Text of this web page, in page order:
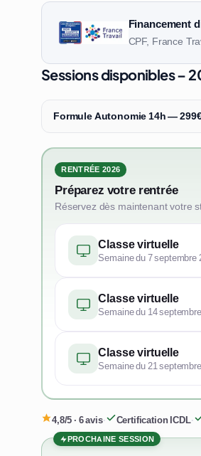
Financement
CPF, France
Sessions disponibles –
Formule Autonomie 14h —
RENTRÉE 2026
Préparez votre rentrée
Réservez dès maintenant votre
Classe virtuelle
Semaine du 7 septembre
Classe virtuelle
Semaine du 14
Classe virtuelle
Semaine du 21
4,8/5 · 6 avis· Certification ICDL·
PROCHAINE SESSION